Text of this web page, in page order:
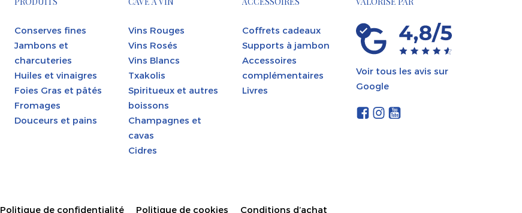
Conserves fines
Jambons et
charcuteries
Huiles et vinaigres
Foies Gras et pâtés
Fromages
Douceurs et pains
Vins Rouges
Vins Rosés
Vins Blancs
Txakolis
Spiritueux et autres
boissons
Champagnes et
cavas
Cidres
Coffrets cadeaux
Supports à jambon
Accessoires
complémentaires
Livres
Voir tous les avis sur
Google
Politique de confidentialité Politique de cookies Conditions d’achat